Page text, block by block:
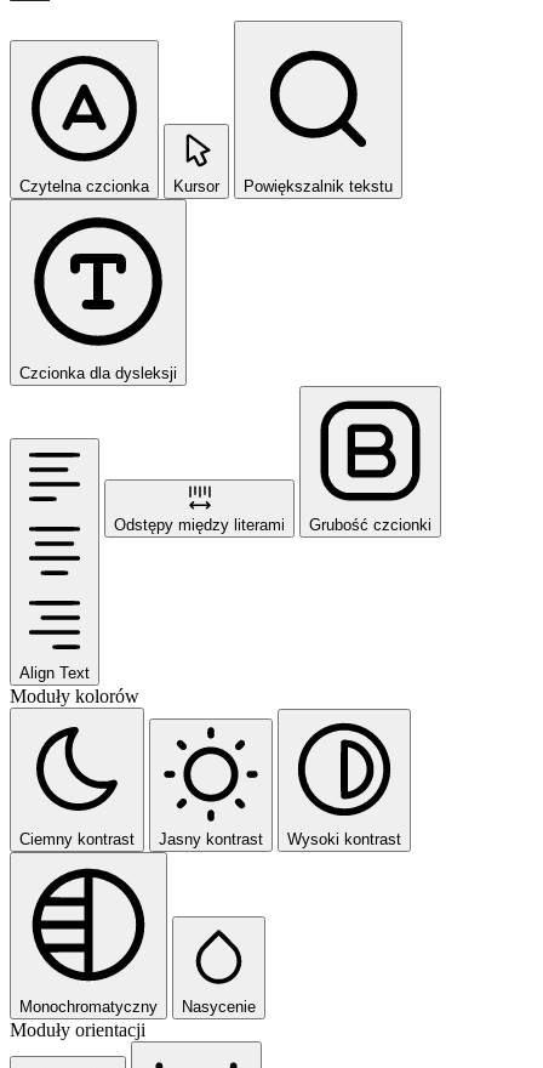
Czytelna czcionka Kursor Powiększalnik tekstu
Czcionka dla dysleksji
Align Text
Odstępy między literami Grubość czcionki
Moduły kolorów
Ciemny kontrast Jasny kontrast Wysoki kontrast
Monochromatyczny Nasycenie
Moduły orientacji